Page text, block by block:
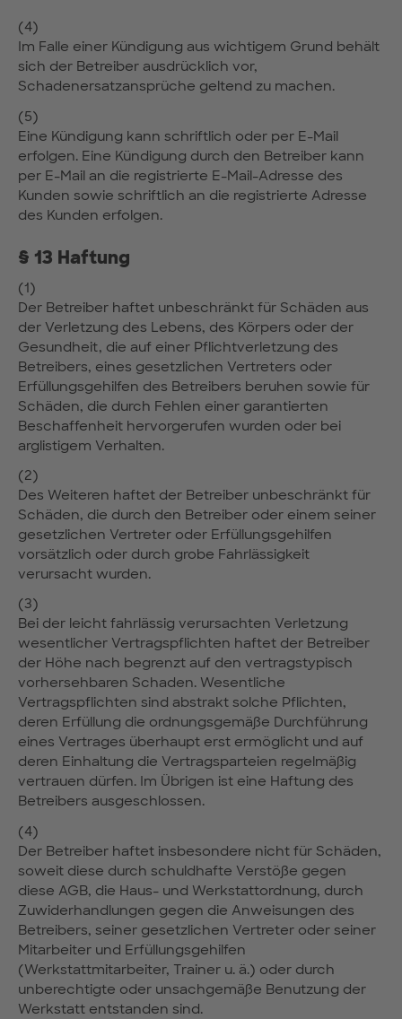
(4)
Im Falle einer Kündigung aus wichtigem Grund behält
sich der Betreiber ausdrücklich vor,
Schadenersatzansprüche geltend zu machen.
(5)
Eine Kündigung kann schriftlich oder per E-Mail
erfolgen. Eine Kündigung durch den Betreiber kann
per E-Mail an die registrierte E-Mail-Adresse des
Kunden sowie schriftlich an die registrierte Adresse
des Kunden erfolgen.
§ 13 Haftung
(1)
Der Betreiber haftet unbeschränkt für Schäden aus
der Verletzung des Lebens, des Körpers oder der
Gesundheit, die auf einer Pflichtverletzung des
Betreibers, eines gesetzlichen Vertreters oder
Erfüllungsgehilfen des Betreibers beruhen sowie für
Schäden, die durch Fehlen einer garantierten
Beschaffenheit hervorgerufen wurden oder bei
arglistigem Verhalten.
(2)
Des Weiteren haftet der Betreiber unbeschränkt für
Schäden, die durch den Betreiber oder einem seiner
gesetzlichen Vertreter oder Erfüllungsgehilfen
vorsätzlich oder durch grobe Fahrlässigkeit
verursacht wurden.
(3)
Bei der leicht fahrlässig verursachten Verletzung
wesentlicher Vertragspflichten haftet der Betreiber
der Höhe nach begrenzt auf den vertragstypisch
vorhersehbaren Schaden. Wesentliche
Vertragspflichten sind abstrakt solche Pflichten,
deren Erfüllung die ordnungsgemäße Durchführung
eines Vertrages überhaupt erst ermöglicht und auf
deren Einhaltung die Vertragsparteien regelmäßig
vertrauen dürfen. Im Übrigen ist eine Haftung des
Betreibers ausgeschlossen.
(4)
Der Betreiber haftet insbesondere nicht für Schäden,
soweit diese durch schuldhafte Verstöße gegen
diese AGB, die Haus- und Werkstattordnung, durch
Zuwiderhandlungen gegen die Anweisungen des
Betreibers, seiner gesetzlichen Vertreter oder seiner
Mitarbeiter und Erfüllungsgehilfen
(Werkstattmitarbeiter, Trainer u. ä.) oder durch
unberechtigte oder unsachgemäße Benutzung der
Werkstatt entstanden sind.